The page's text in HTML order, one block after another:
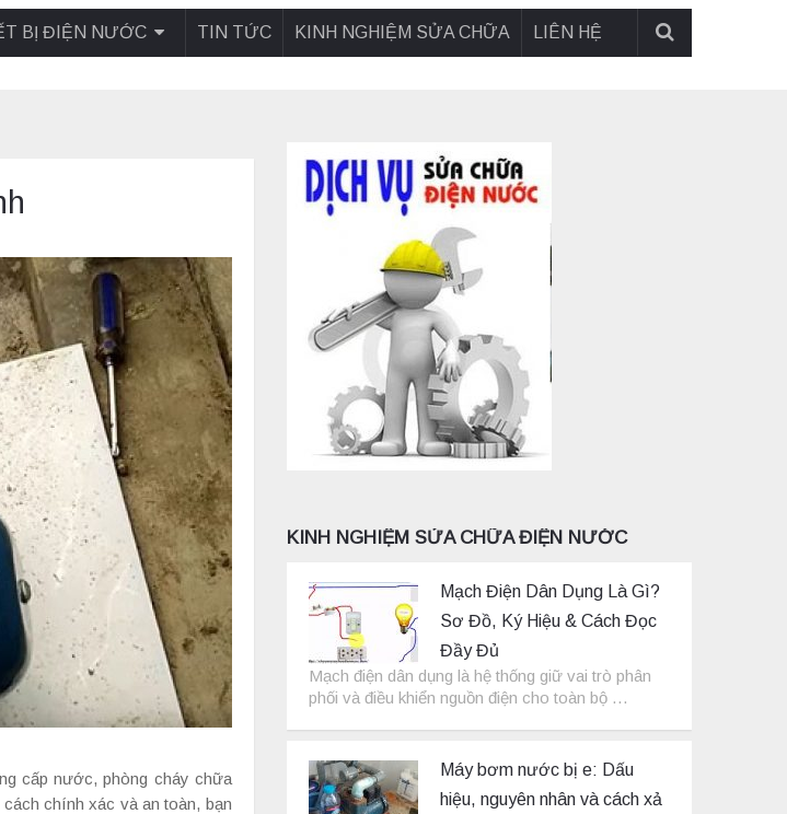
BỊ ĐIỆN NƯỚC TIN TỨC KINH NGHIỆM SỬA CHỮA LIÊN HỆ
cấp nước, phòng cháy chữa
chính xác và an toàn, bạn
KINH NGHIỆM SỬA CHỮA ĐIỆN NƯỚC
Mạch Điện Dân Dụng Là Gì?
Sơ Đồ, Ký Hiệu & Cách Đọc
Đầy Đủ
Mạch điện dân dụng là hệ thống giữ vai trò phân
phối và điều khiển nguồn điện cho toàn bộ …
Máy bơm nước bị e: Dấu
hiệu, nguyên nhân và cách xả